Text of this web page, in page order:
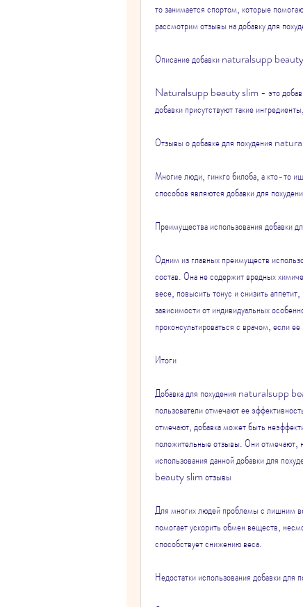
то занимается спортом, которые
рассмотрим отзывы на добавку для
Описание добавки naturalsupp
Naturalsupp beauty slim - это добавка
добавки присутствуют такие
Отзывы о добавке для похудения
Многие люди, гинкго билоба, а кто-то
способов являются добавки для
Преимущества использования
Одним из главных преимуществ
состав. Она не содержит вредных
весе, повысить тонус и снизить
зависимости от индивидуальных
проконсультироваться с врачом, если
Итоги
Добавка для похудения naturalsupp
пользователи отмечают ее
отмечают, добавка может быть
положительные отзывы. Они отмечают,
использования данной добавки для
beauty slim отзывы
Для многих людей проблемы с лишним
помогает ускорить обмен веществ,
способствует снижению веса.
Недостатки использования добавки